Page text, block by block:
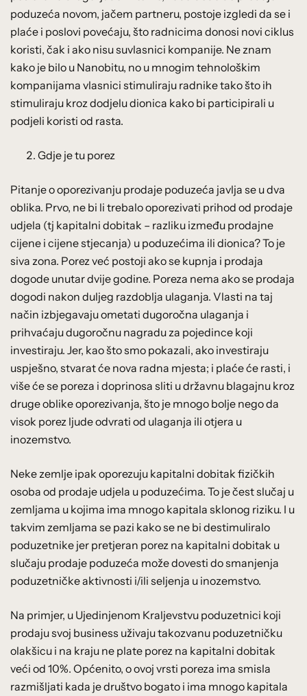
poduzeća novom, jačem partneru, postoje izgledi da se i
plaće i poslovi povećaju, što radnicima donosi novi ciklus
koristi, čak i ako nisu suvlasnici kompanije. Ne znam
kako je bilo u Nanobitu, no u mnogim tehnološkim
kompanijama vlasnici stimuliraju radnike tako što ih
stimuliraju kroz dodjelu dionica kako bi participirali u
podjeli koristi od rasta.
Gdje je tu porez
Pitanje o oporezivanju prodaje poduzeća javlja se u dva
oblika. Prvo, ne bi li trebalo oporezivati prihod od prodaje
udjela (tj kapitalni dobitak – razliku između prodajne
cijene i cijene stjecanja) u poduzećima ili dionica? To je
siva zona. Porez već postoji ako se kupnja i prodaja
dogode unutar dvije godine. Poreza nema ako se prodaja
dogodi nakon duljeg razdoblja ulaganja. Vlasti na taj
način izbjegavaju ometati dugoročna ulaganja i
prihvaćaju dugoročnu nagradu za pojedince koji
investiraju. Jer, kao što smo pokazali, ako investiraju
uspješno, stvarat će nova radna mjesta; i plaće će rasti, i
više će se poreza i doprinosa sliti u državnu blagajnu kroz
druge oblike oporezivanja, što je mnogo bolje nego da
visok porez ljude odvrati od ulaganja ili otjera u
inozemstvo.
Neke zemlje ipak oporezuju kapitalni dobitak fizičkih
osoba od prodaje udjela u poduzećima. To je čest slučaj u
zemljama u kojima ima mnogo kapitala sklonog riziku. I u
takvim zemljama se pazi kako se ne bi destimuliralo
poduzetnike jer pretjeran porez na kapitalni dobitak u
slučaju prodaje poduzeća može dovesti do smanjenja
poduzetničke aktivnosti i/ili seljenja u inozemstvo.
Na primjer, u Ujedinjenom Kraljevstvu poduzetnici koji
prodaju svoj business uživaju takozvanu poduzetničku
olakšicu i na kraju ne plate porez na kapitalni dobitak
veći od 10%. Općenito, o ovoj vrsti poreza ima smisla
razmišljati kada je društvo bogato i ima mnogo kapitala